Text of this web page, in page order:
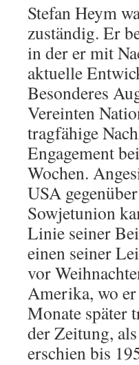
Stefan Heym
zuständig. Er
in der er mit
aktuelle
Besonderes
Vereinten
tragfähige
Engagement
Wochen.
USA
Sowjetunion
Linie seiner
einen seiner
vor
Amerika, wo
Monate später
der Zeitung,
erschien bis